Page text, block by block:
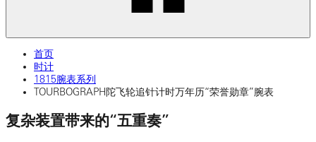
首页
时计
1815腕表系列
TOURBOGRAPH陀飞轮追针计时万年历“荣誉勋章”腕表
复杂装置带来的“五重奏”